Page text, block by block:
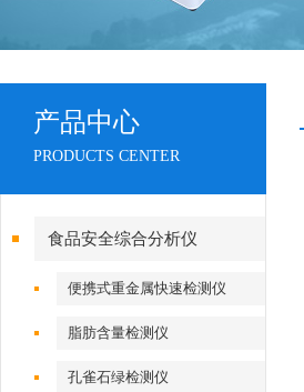
产品中心
PRODUCTS CENTER
食品安全综合分析仪
便携式重金属快速检测仪
脂肪含量检测仪
孔雀石绿检测仪